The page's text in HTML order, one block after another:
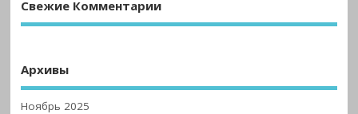
Свежие Комментарии
Архивы
Ноябрь 2025